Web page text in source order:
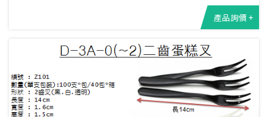
產品詢價 +